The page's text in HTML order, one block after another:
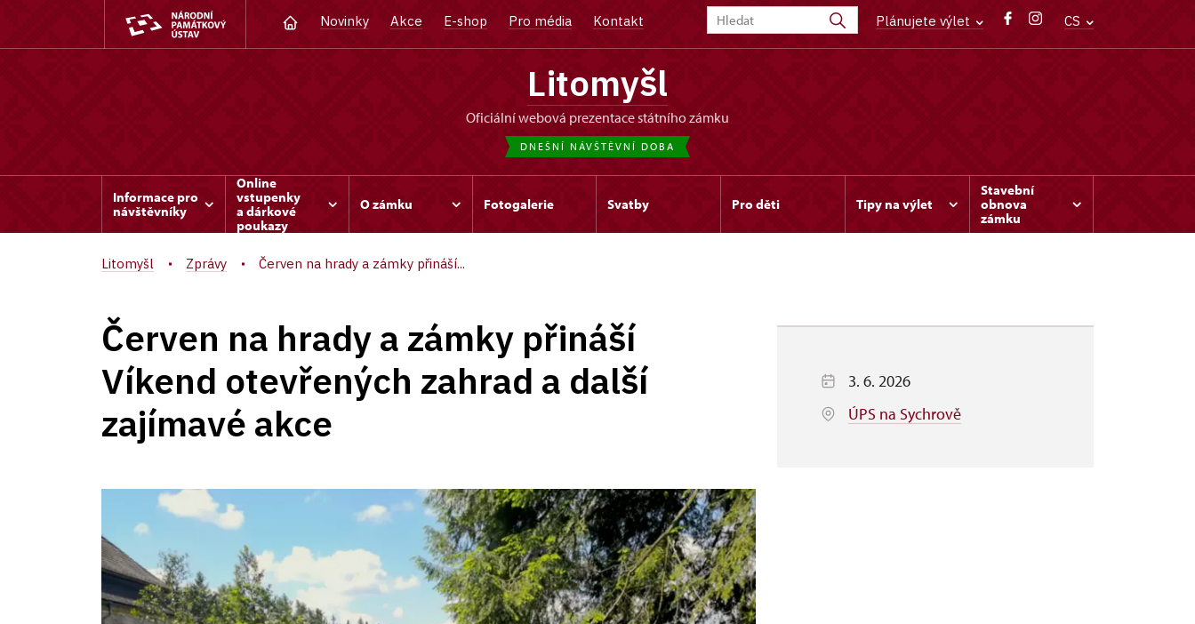
Novinky Akce E-shop Pro média Kontakt Plánujete výlet CS
Litomyšl
oficiální webová prezentace státního zámku
DNEŠNÍ NÁVŠTĚVNÍ DOBA
Informace pro
návštěvníky
Online
vstupenky
a dárkové
poukazy
O zámku Fotogalerie Svatby Pro děti Tipy na výlet
Stavební
obnova
zámku
Litomyšl Zprávy Červen na hrady a zámky přináší...
Červen na hrady a zámky přináší
Víkend otevřených zahrad a další
zajímavé akce
3. 6. 2026
ÚPS na Sychrově